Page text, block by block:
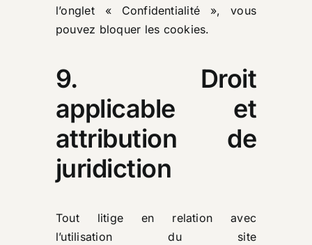
l’onglet « Confidentialité », vous
pouvez bloquer les cookies.
9. Droit
applicable et
attribution de
juridiction
Tout litige en relation avec
l’utilisation du site